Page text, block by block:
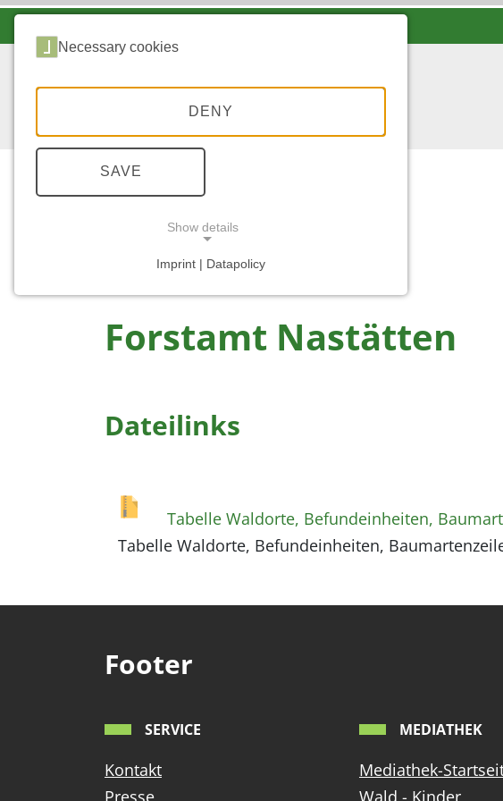
STARTSEITE ... NASTÄTTEN
Forstamt Nastätten
Dateilinks
Tabelle Waldorte, Befundeinheiten,
Tabelle Waldorte, Befundeinheiten,
Footer
SERVICE
Kontakt
Presse
MEDIATHEK
Mediathek-
Wald - Kinder
Necessary cookies
DENY
SAVE
Show details
Imprint | Datapolicy